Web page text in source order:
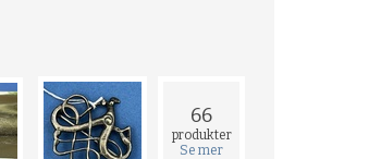
66
produkter
Se mer